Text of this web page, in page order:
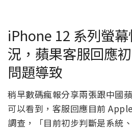
iPhone 12 系列螢
況，蘋果客服回應
問題導致
稍早數碼瘋報分享兩張跟中國
可以看到，客服回應目前
調查，「目前初步判斷是系統